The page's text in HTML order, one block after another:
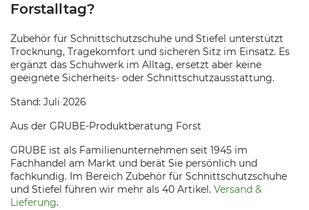
Forstalltag?
Zubehör für Schnittschutzschuhe und Stiefel unterstützt
Trocknung, Tragekomfort und sicheren Sitz im Einsatz. Es
ergänzt das Schuhwerk im Alltag, ersetzt aber keine
geeignete Sicherheits- oder Schnittschutzausstattung.
Stand: Juli 2026
Aus der GRUBE-Produktberatung Forst
GRUBE ist als Familienunternehmen seit 1945 im
Fachhandel am Markt und berät Sie persönlich und
fachkundig. Im Bereich Zubehör für Schnittschutzschuhe
und Stiefel führen wir mehr als 40 Artikel. Versand &
Lieferung.